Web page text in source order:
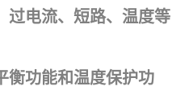
过电流、短路、温度等
衡功能和温度保护功